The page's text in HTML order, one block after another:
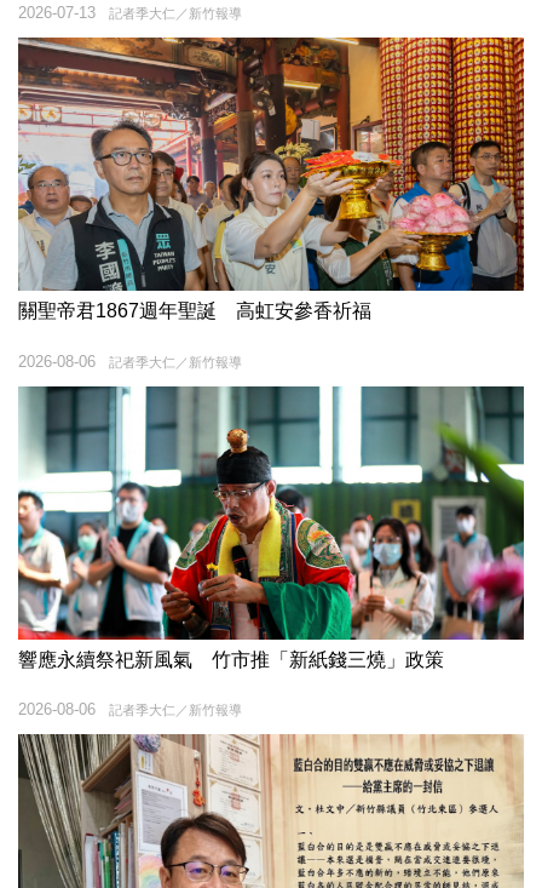
記者季大仁／新竹報導
2026-07-13
關聖帝君1867週年聖誕 高虹安參香祈福
記者季大仁／新竹報導
2026-08-06
響應永續祭祀新風氣 竹市推「新紙錢三燒」政策
記者季大仁／新竹報導
2026-08-06